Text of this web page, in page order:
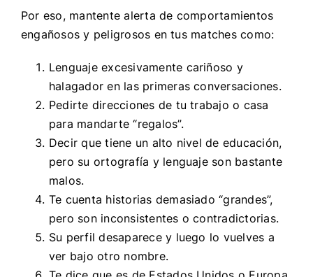
Por eso, mantente alerta de comportamientos
engañosos y peligrosos en tus matches como:
Lenguaje excesivamente cariñoso y
halagador en las primeras conversaciones.
Pedirte direcciones de tu trabajo o casa
para mandarte “regalos”.
Decir que tiene un alto nivel de educación,
pero su ortografía y lenguaje son bastante
malos.
Te cuenta historias demasiado “grandes”,
pero son inconsistentes o contradictorias.
Su perfil desaparece y luego lo vuelves a
ver bajo otro nombre.